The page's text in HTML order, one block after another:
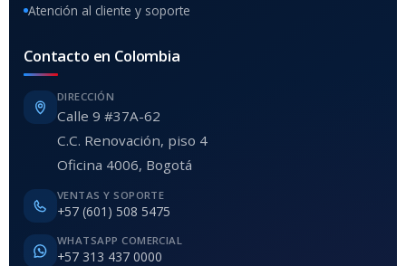
Atención al cliente y soporte
Contacto en Colombia
DIRECCIÓN
Calle 9 #37A-62
C.C. Renovación, piso 4
Oficina 4006, Bogotá
VENTAS Y SOPORTE
+57 (601) 508 5475
WHATSAPP COMERCIAL
+57 313 437 0000